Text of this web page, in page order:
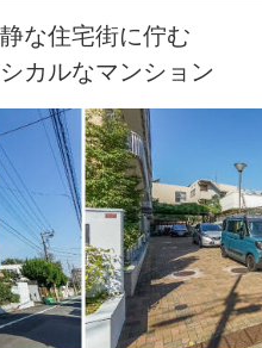
な住宅街に佇む
カルなマンション